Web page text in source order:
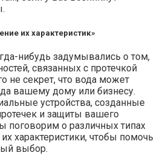
их характеристик»
нибудь задумывались о том,
связанных с протечкой
не секрет, что вода может
вашему дому или бизнесу.
устройства, созданные
и защиты вашего
поговорим о различных типах
характеристики, чтобы помочь
выбор.